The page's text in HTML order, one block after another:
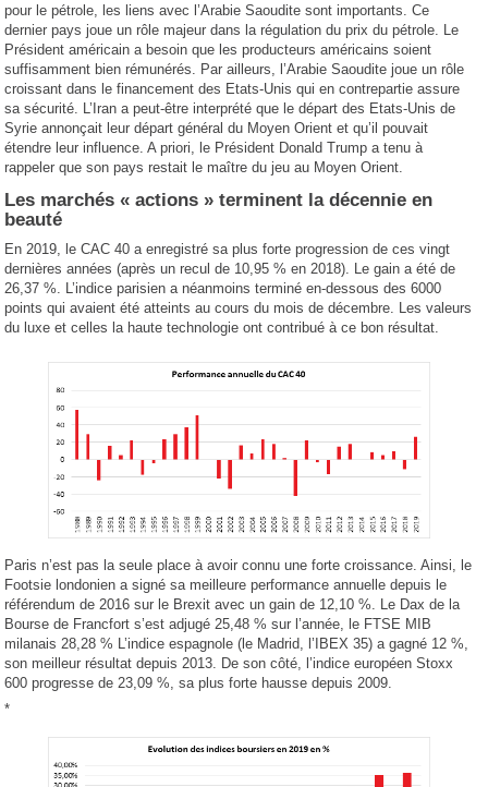
pour le pétrole, les liens avec l’Arabie Saoudite sont importants. Ce
dernier pays joue un rôle majeur dans la régulation du prix du pétrole. Le
Président américain a besoin que les producteurs américains soient
suffisamment bien rémunérés. Par ailleurs, l’Arabie Saoudite joue un rôle
croissant dans le financement des Etats-Unis qui en contrepartie assure
sa sécurité. L’Iran a peut-être interprété que le départ des Etats-Unis de
Syrie annonçait leur départ général du Moyen Orient et qu’il pouvait
étendre leur influence. A priori, le Président Donald Trump a tenu à
rappeler que son pays restait le maître du jeu au Moyen Orient.
Les marchés « actions » terminent la décennie en
beauté
En 2019, le CAC 40 a enregistré sa plus forte progression de ces vingt
dernières années (après un recul de 10,95 % en 2018). Le gain a été de
26,37 %. L’indice parisien a néanmoins terminé en-dessous des 6000
points qui avaient été atteints au cours du mois de décembre. Les valeurs
du luxe et celles la haute technologie ont contribué à ce bon résultat.
Paris n’est pas la seule place à avoir connu une forte croissance. Ainsi, le
Footsie londonien a signé sa meilleure performance annuelle depuis le
référendum de 2016 sur le Brexit avec un gain de 12,10 %. Le Dax de la
Bourse de Francfort s’est adjugé 25,48 % sur l’année, le FTSE MIB
milanais 28,28 % L’indice espagnole (le Madrid, l’IBEX 35) a gagné 12 %,
son meilleur résultat depuis 2013. De son côté, l’indice européen Stoxx
600 progresse de 23,09 %, sa plus forte hausse depuis 2009.
*